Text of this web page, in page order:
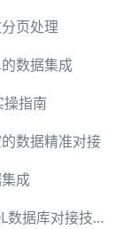
页处理
数据集成
指南
数据精准对接
成
高效数据集成：吉客云·奇门系统与MySQL数据库对接技术分享